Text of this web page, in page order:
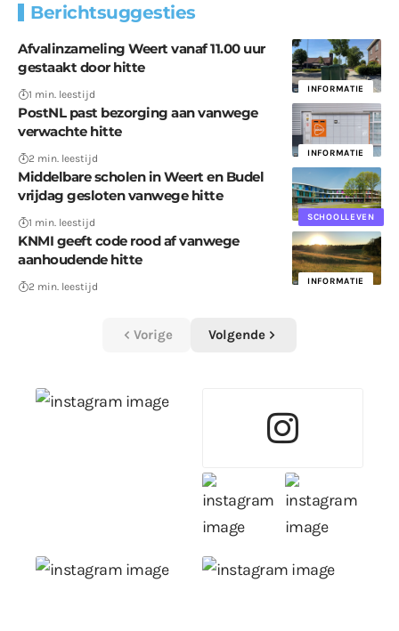
Berichtsuggesties
INFORMATIE
Afvalinzameling Weert vanaf 11.00 uur
gestaakt door hitte
1 min. leestijd
INFORMATIE
PostNL past bezorging aan vanwege
verwachte hitte
2 min. leestijd
SCHOOLLEVEN
Middelbare scholen in Weert en Budel
vrijdag gesloten vanwege hitte
1 min. leestijd
INFORMATIE
KNMI geeft code rood af vanwege
aanhoudende hitte
2 min. leestijd
Vorige Volgende